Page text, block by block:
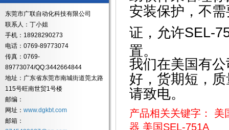
东莞市广联自动化科技有限公司
联系人：丁小姐
手机：18928290273
电话：0769-89773074
传真：0769-
89773074/QQ:3442664844
地址：广东省东莞市南城街道莞太路
115号旺南世贸1号楼
邮编：
网址： www.dgkbt.com
邮箱：
安装保护，不
证，允许SEL-
置。
我们在美国有
好，货期短，
请致电。
产品相关关键字： 美
器 美国SEL-751A